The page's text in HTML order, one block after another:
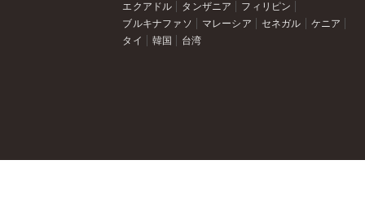
エクアドル
タンザニア
フィリピン
ブルキナファソ
マレーシア セネガル
ケニア
タイ
韓国 台湾